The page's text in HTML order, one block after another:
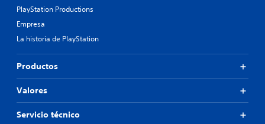
PlayStation Productions
Empresa
La historia de PlayStation
Productos
Valores
Servicio técnico